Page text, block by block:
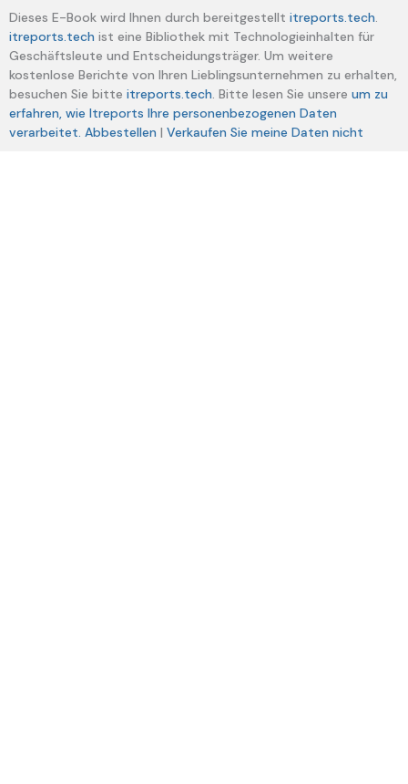
Dieses E-Book wird Ihnen durch bereitgestellt itreports.tech.
itreports.tech ist eine Bibliothek mit Technologieinhalten für
Geschäftsleute und Entscheidungsträger. Um weitere
kostenlose Berichte von Ihren Lieblingsunternehmen zu erhalten,
besuchen Sie bitte itreports.tech. Bitte lesen Sie unsere um zu
erfahren, wie Itreports Ihre personenbezogenen Daten
verarbeitet. Abbestellen | Verkaufen Sie meine Daten nicht